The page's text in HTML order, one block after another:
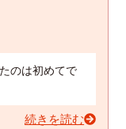
のは初めてで
続きを読む